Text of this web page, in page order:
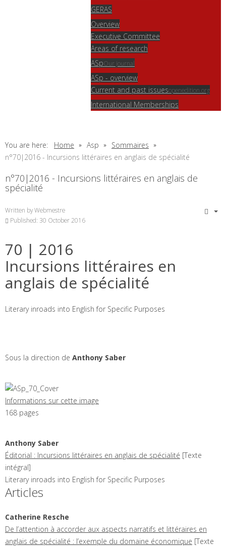
GERAS
Overview
Executive Committee
Areas of research
ASpOur journal
ASp - overview
Current and past issuesopenedition.org
International Memberships
You are here: Home Asp
Sommaires
n°70|2016 - Incursions littéraires en anglais de spécialité
n°70|2016 - Incursions littéraires en anglais de
spécialité
Written byWebmestre
Published: 30 October 2016
70 | 2016
Incursions littéraires en
anglais de spécialité
Literary inroads into English for Specific Purposes
Sous la direction de Anthony Saber
Informations sur cette image
168 pages
Anthony Saber
Éditorial : Incursions littéraires en anglais de spécialité [Texte
intégral]
Literary inroads into English for Specific Purposes
Articles
Catherine Resche
De l’attention à accorder aux aspects narratifs et littéraires en
anglais de spécialité : l’exemple du domaine économique [Texte